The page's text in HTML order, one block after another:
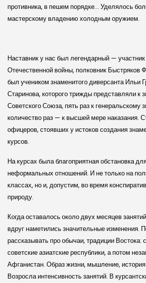
противника, в пешем порядке… Уделялось
мастерскому владению холодным оружием.
Наставник у нас был легендарный —
Отечественной войны, полковник Быстряков
был учеником знаменитого диверсанта Ильи
Старинова, которого трижды представляли к
Советского Союза, пять раз к
количество раз — к высшей мере наказания.
офицеров, стоявших у истоков создания
курсов.
На курсах была благоприятная обстановка
неформальных отношений. И не только на
классах, но и, допустим, во время
природу.
Когда оставалось около двух месяцев
вдруг наметились значительные изменения.
рассказывать про обычаи, традиции Востока:
советские азиатские республики, а потом
Афганистан. Образ жизни, мышление, история
Возросла интенсивность занятий. В